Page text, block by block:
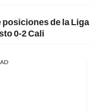
posiciones de la Liga
0-2 Cali